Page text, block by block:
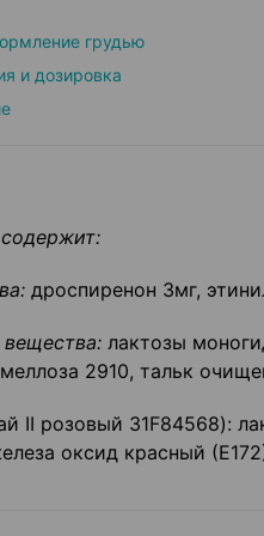
грудью
и дозировка
дроспиренон 3мг,
лактозы
2910, тальк
II розовый 31F84568):
оксид красный